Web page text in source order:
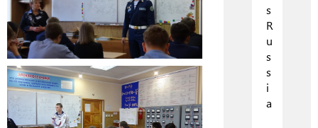
s
R
u
s
s
i
a